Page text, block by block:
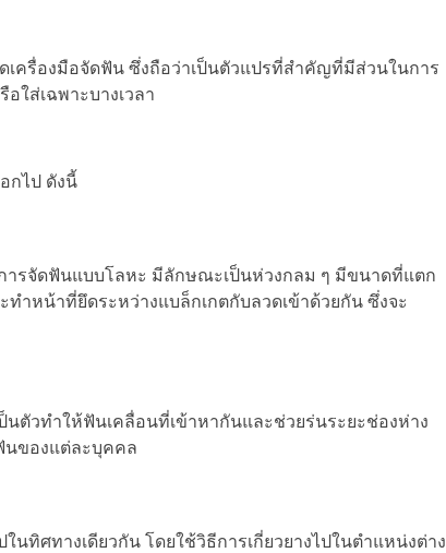
เครื่องมือจัดฟัน ซึ่งถือว่าเป็นตัวแปรที่สำคัญที่มีส่วนในการ
ใส่เฉพาะบางเวลา
กไป ดังนี้
การจัดฟันแบบโลหะ มีลักษณะเป็นห่วงกลม ๆ มีขนาดที่แตก
ำหน้าที่ยึดระหว่างแบล็กเกตกับลวดเข้าด้วยกัน ซึ่งจะ
ตัวทำให้ฟันเคลื่อนที่เข้าหากันและช่วยร่นระยะช่องห่าง
นของแต่ละบุคคล
ทิศทางเดียวกัน โดยใช้วิธีการเกี่ยวยางไปในตำแหน่งต่าง